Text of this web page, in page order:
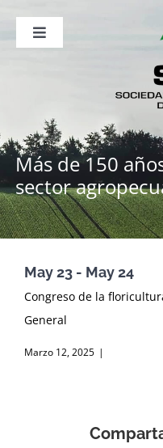
contenido
Toggle
Publicaciones
Sala de Prensa
Eventos
Más de 150
sector
May 23 - May 24
Congreso de la
General
Marzo 12, 2025 |